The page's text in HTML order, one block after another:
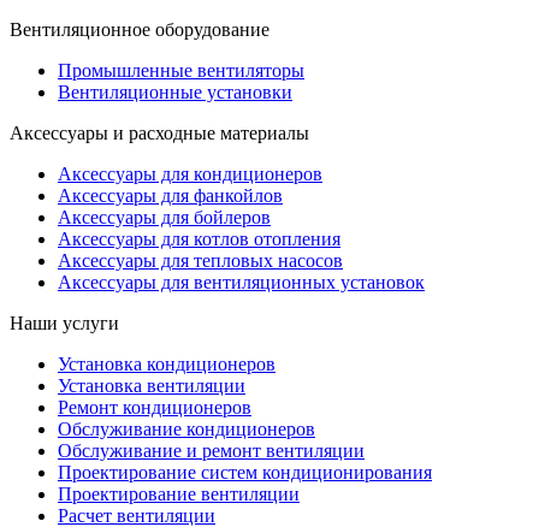
Вентиляционное оборудование
Промышленные вентиляторы
Вентиляционные установки
Аксессуары и расходные материалы
Аксессуары для кондиционеров
Аксессуары для фанкойлов
Аксессуары для бойлеров
Аксессуары для котлов отопления
Аксессуары для тепловых насосов
Аксессуары для вентиляционных установок
Наши услуги
Установка кондиционеров
Установка вентиляции
Ремонт кондиционеров
Обслуживание кондиционеров
Обслуживание и ремонт вентиляции
Проектирование систем кондиционирования
Проектирование вентиляции
Расчет вентиляции